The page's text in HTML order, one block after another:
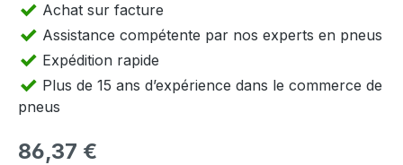
Achat sur facture
Assistance compétente par nos experts en pneus
Expédition rapide
Plus de 15 ans d’expérience dans le commerce de
pneus
Prix régulier :
86,37 €